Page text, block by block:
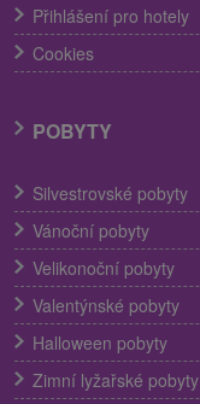
Přihlášení pro hotely
Cookies
POBYTY
Silvestrovské pobyty
Vánoční pobyty
Velikonoční pobyty
Valentýnské pobyty
Halloween pobyty
Zimní lyžařské pobyty